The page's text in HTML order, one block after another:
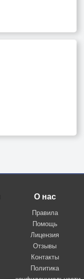
О нас
Правила
Помощь
Лицензия
Отзывы
Контакты
Политика